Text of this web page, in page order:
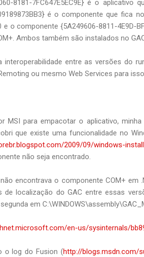
8181-7FC647E5EC9E} é o
é o componente que fica
e o componente {5A249606-8811-4E9D-
Ambos também são instalados no
interoperabilidade entre as versões do
ou mesmo Web Services para
MSI para empacotar o aplicativo,
que existe uma funcionalidade no
2009/09/windows-
não seja encontrado.
encontrava o componente COM+ em
de localização do GAC entre essas
em
en-us/sysinternals/
o log do Fusion (http://blogs.msdn.com/